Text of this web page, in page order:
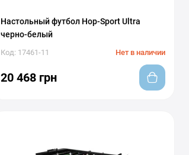
Настольный футбол Hop-Sport Ultra
черно-белый
Код: 17461-11 Нет в наличии
20 468 грн